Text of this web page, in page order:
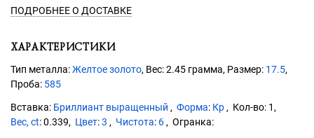
ПОДРОБНЕЕ О ДОСТАВКЕ
ХАРАКТЕРИСТИКИ
Тип металла:Желтое золото, Вес: 2.45 грамма, Размер: 17.5,
Проба: 585
Бриллиант выращенный Форма: Кр
1
Вес, ct:0.339 Цвет:3 Чистота: 6